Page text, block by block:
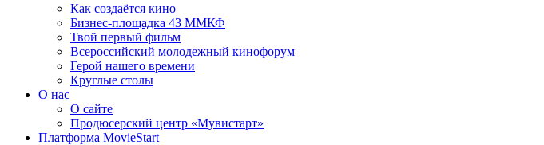
Как создаётся кино
Бизнес-площадка 43 ММКФ
Твой первый фильм
Всероссийский молодежный кинофорум
Герой нашего времени
Круглые столы
О нас
О сайте
Продюсерский центр «Мувистарт»
Платформа MovieStart